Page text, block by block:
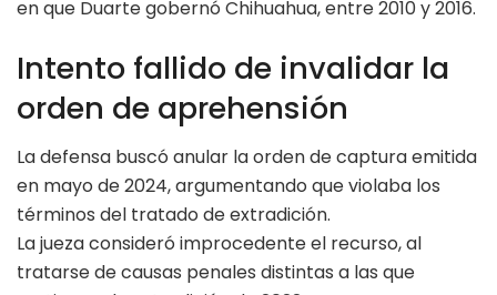
en que Duarte gobernó Chihuahua, entre 2010 y 2016.
Intento fallido de invalidar la
orden de aprehensión
La defensa buscó anular la orden de captura emitida
en mayo de 2024, argumentando que violaba los
términos del tratado de extradición.
La jueza consideró improcedente el recurso, al
tratarse de causas penales distintas a las que